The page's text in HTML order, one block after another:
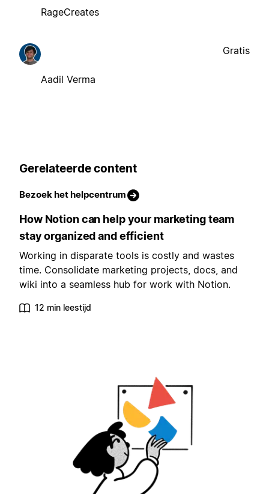
RageCreates
Aadil Verma
Gratis
Gerelateerde content
Bezoek het helpcentrum
How Notion can help your marketing team
stay organized and efficient
Working in disparate tools is costly and wastes
time. Consolidate marketing projects, docs, and
wiki into a seamless hub for work with Notion.
12 min leestijd